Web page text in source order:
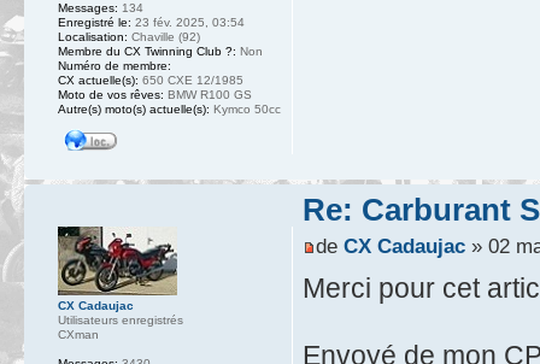
Messages: 134
Enregistré le: 23 fév. 2025, 03:54
Localisation: Chaville (92)
Membre du CX Twinning Club ?: Non
Numéro de membre:
CX actuelle(s): 650 CXE 12/1985
Moto de vos rêves: BMW R100 GS
Autre(s) moto(s) actuelle(s): Kymco 50cc
Re: Carburant
de CX Cadaujac» 02
Merci pour cet
Envoyé de mon
CX Cadaujac
Utilisateurs enregistrés
CXman